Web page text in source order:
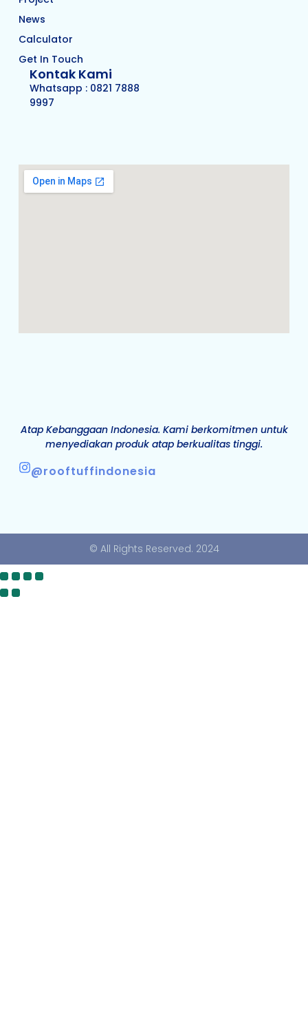
Atap Kebanggaan Indonesia. Kami berkomitmen untuk
menyediakan produk atap berkualitas tinggi.
@rooftuffindonesia
News
Calculator
Get In Touch
Kontak Kami
Whatsapp : 0821 7888
9997
© All Rights Reserved. 2024